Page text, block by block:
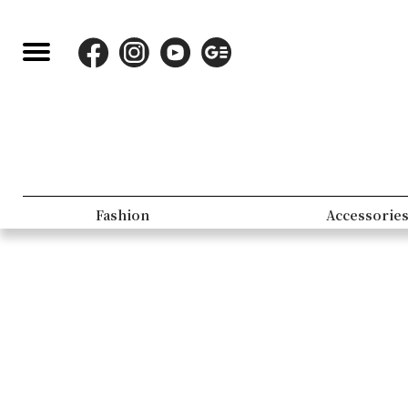
Fashion Accessories